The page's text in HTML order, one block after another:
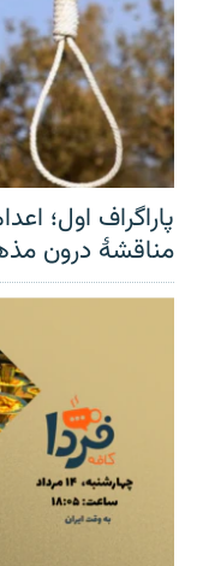
پاراگراف اول؛
مناقشهٔ درون